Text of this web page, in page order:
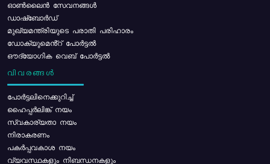
ഓൺലൈൻ സേവനങ്ങൾ
ഡാഷ്ബോർഡ്
മുഖ്യമന്ത്രിയുടെ പരാതി പരിഹാരം
ഡോക്യുമെൻ്റ് പോർട്ടൽ
ഔദ്യോഗിക വെബ് പോർട്ടൽ
വിവരങ്ങൾ
പോര്‍ട്ടലിനെക്കുറിച്ച്
ഹൈപ്പർലിങ്ക് നയം
സ്വകാര്യതാ നയം
നിരാകരണം
പകർപ്പവകാശ നയം
വ്യവസ്ഥകളും നിബന്ധനകളും